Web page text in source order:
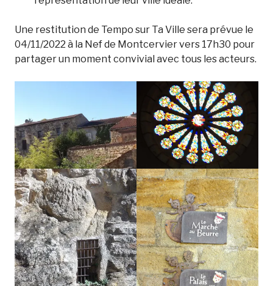
Une restitution de Tempo sur Ta Ville sera prévue le
04/11/2022 à la Nef de Montcervier vers 17h30 pour
partager un moment convivial avec tous les acteurs.